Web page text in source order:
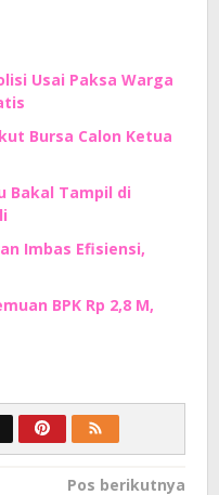
Usai Paksa Warga
Bursa Calon Ketua
Bakal Tampil di
Imbas Efisiensi,
BPK Rp 2,8 M,
Pos berikutnya